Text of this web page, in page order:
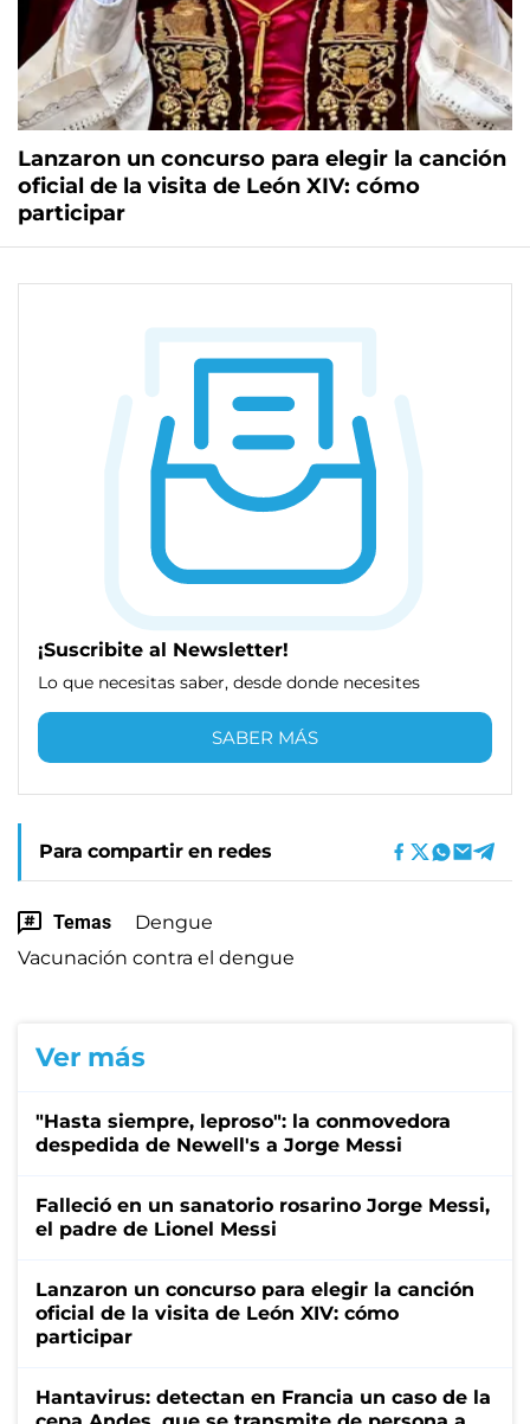
Lanzaron un concurso para elegir la canción
oficial de la visita de León XIV: cómo
participar
¡Suscribite al Newsletter!
Lo que necesitas saber, desde donde necesites
SABER MÁS
Para compartir en redes
Temas
Dengue
Vacunación contra el dengue
Ver más
"Hasta siempre, leproso": la conmovedora
despedida de Newell's a Jorge Messi
Falleció en un sanatorio rosarino Jorge Messi,
el padre de Lionel Messi
Lanzaron un concurso para elegir la canción
oficial de la visita de León XIV: cómo
participar
Hantavirus: detectan en Francia un caso de la